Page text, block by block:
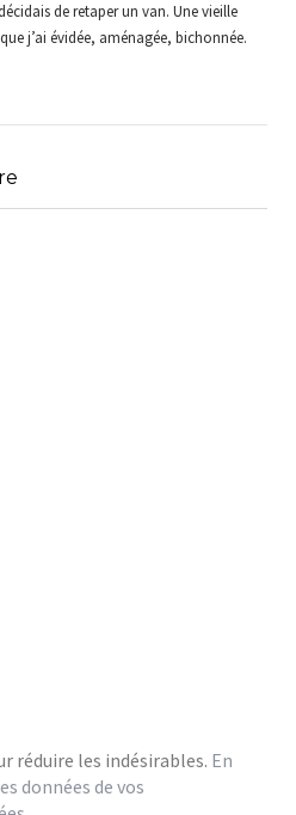
de retaper un van. Une vieille
j’ai évidée, aménagée, bichonnée.
réduire les indésirables. En
données de vos